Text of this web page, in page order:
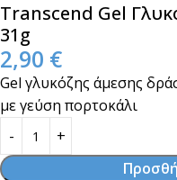
Transcend Gel
31g
2,90 €
Gel γλυκόζης άμεσης
με γεύση πορτοκάλι